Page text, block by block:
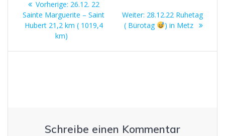
o
k
p
p
a n
Navigation
Vorherige: Vorheriger
Beitrag:
26.12. 22
Sainte Marguerite – Saint
Hubert 21,2 km ( 1019,4
km)
Weiter: Nächster
Beitrag:
28.12.22 Ruhetag
( Bürotag
) in Metz
Schreibe einen Kommentar